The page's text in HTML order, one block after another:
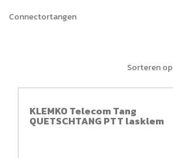
Connectortangen
Sorteren op
KLEMKO Telecom Tang
QUETSCHTANG PTT lasklem